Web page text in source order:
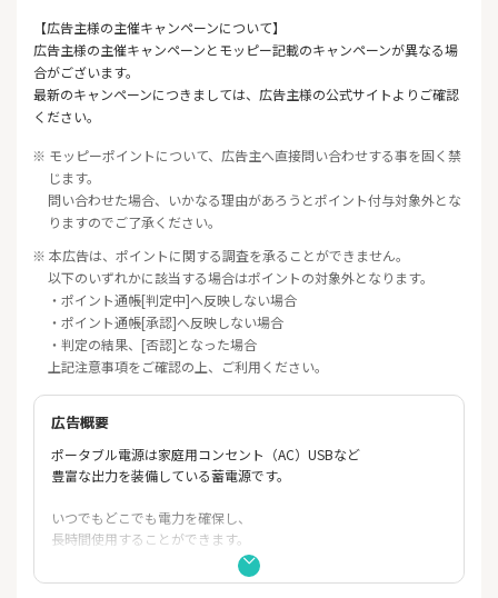
【広告主様の主催キャンペーンについて】
広告主様の主催キャンペーンとモッピー記載のキャンペーンが異なる場
合がございます。
最新のキャンペーンにつきましては、広告主様の公式サイトよりご確認
ください。
※ モッピーポイントについて、広告主へ直接問い合わせする事を固く禁
じます。
問い合わせた場合、いかなる理由があろうとポイント付与対象外とな
りますのでご了承ください。
※ 本広告は、ポイントに関する調査を承ることができません。
以下のいずれかに該当する場合はポイントの対象外となります。
・ポイント通帳[判定中]へ反映しない場合
・ポイント通帳[承認]へ反映しない場合
・判定の結果、[否認]となった場合
上記注意事項をご確認の上、ご利用ください。
広告概要
ポータブル電源は家庭用コンセント（AC）USBなど
豊富な出力を装備している蓄電源です。
いつでもどこでも電力を確保し、
長時間使用することができます。
キャンプ、車中泊、夜釣りはもちろん、